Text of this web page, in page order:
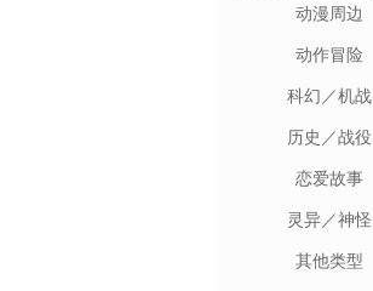
动漫周边
动作冒险
科幻／机战
历史／战役
恋爱故事
灵异／神怪
其他类型